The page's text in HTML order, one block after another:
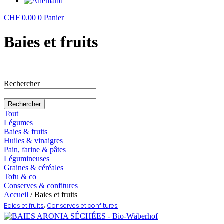
CHF 0.00 0 Panier
Baies et fruits
Rechercher
Rechercher
Tout
Légumes
Baies & fruits
Huiles & vinaigres
Pain, farine & pâtes
Légumineuses
Graines & céréales
Tofu & co
Conserves & confitures
Accueil / Baies et fruits
Baies et fruits, Conserves et confitures